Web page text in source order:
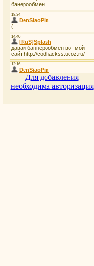
Для добавления
необходима авторизация